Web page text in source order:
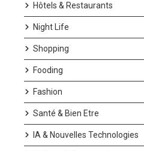
Hôtels & Restaurants
Night Life
Shopping
Fooding
Fashion
Santé & Bien Etre
IA & Nouvelles Technologies